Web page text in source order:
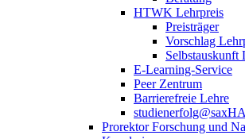
HTWK Lehrpreis
Preisträger
Vorschlag
Selbstauskunft
E-Learning-Service
Peer Zentrum
Barrierefreie Lehre
Prorektor Forschung und